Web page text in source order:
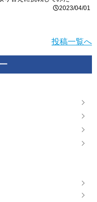
2023/04/01
投稿一覧へ